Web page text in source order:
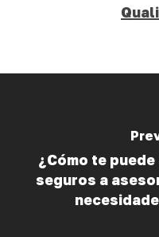
¿Cómo te
seguros a